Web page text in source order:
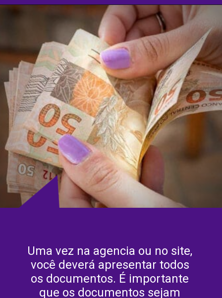
Uma vez na agencia ou no site,
você deverá apresentar todos
os documentos. É importante
que os documentos sejam